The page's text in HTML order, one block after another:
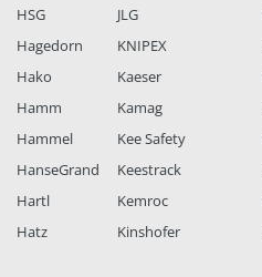
HSG
Hagedorn
Hako
Hamm
Hammel
HanseGrand
Hartl
Hatz
JLG
KNIPEX
Kaeser
Kamag
Kee Safety
Keestrack
Kemroc
Kinshofer